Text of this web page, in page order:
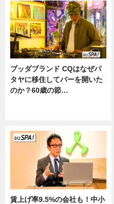
ブッダブランド CQはなぜパ
タヤに移住してバーを開いた
のか？60歳の節…
賃上げ率9.5%の会社も！中小